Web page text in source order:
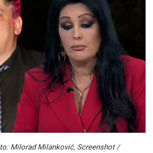
Milorad Milanković, Screenshot /